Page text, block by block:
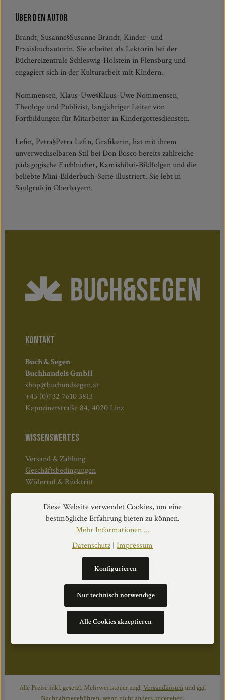
Über den Autor
Brandt, Susanne§Susanne Brandt, Kinder- und
Praxisbuchautorin. Sie arbeitet als Lektorin bei der
Büchereizentrale Schleswig-Holstein in Flensburg und
engagiert sich in der Kulturarbeit mit Kindern.
Nommensen, Klaus-Uwe§Klaus-Uwe Nommensen,
Theologe und Publizist, langjähriger Leiter von
Fortbildungen für Mitarbeiter in Kindergottesdiensten.
Lefin, Petra§Petra Lefin, Grafikerin, hat mit ihrem
unverwechselbaren Stil bei Don Bosco bereits zahlreiche
pädagogische Fachbücher, Kamishibai-Bildfolgen und die
beliebte Mini-Bilderbuch-Serie illustriert. Sie lebt in
Saulgrub in Oberbayern.
KONTAKT
Buch & Segen
Buchhandels GmbH
shop@buchundsegen.at
+43 (0)732 7610 3813
Kapuzinerstraße 84, 4020 Linz
WISSENSWERTES
Versand & Zahlung
Geschäftsbedingungen
Widerruf & Rücktritt
Öffnungszeiten:
Mo–Do: 08:30–17:00 Uhr
Fr: 08:30–12:30 Uhr
Cookie Einstellungen
Alle Preise inkl. gesetzl. Mehrwertsteuer zzgl.Versandkostenund ggf.
Diese Website verwendet Cookies, um eine
bestmögliche Erfahrung bieten zu können.
Mehr Informationen ...
Datenschutz| Impressum
Nur technisch notwendige
Konfigurieren
Alle Cookies akzeptieren